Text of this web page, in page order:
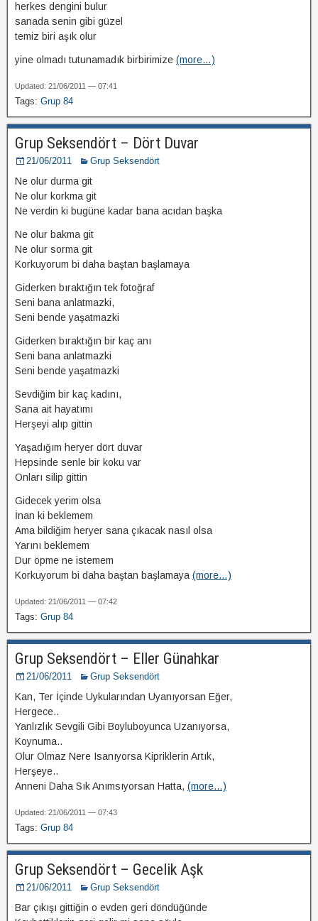
herkes dengini bulur
sanada senin gibi güzel
temiz biri aşık olur
yine olmadı tutunamadık birbirimize (more…)
Updated: 21/06/2011 — 07:41
Tags: Grup 84
Grup Seksendört – Dört Duvar
21/06/2011 Grup Seksendört
Ne olur durma git
Ne olur korkma git
Ne verdin ki bugüne kadar bana acıdan başka
Ne olur bakma git
Ne olur sorma git
Korkuyorum bi daha baştan başlamaya
Giderken bıraktığın tek fotoğraf
Seni bana anlatmazki,
Seni bende yaşatmazki
Giderken bıraktığın bir kaç anı
Seni bana anlatmazki
Seni bende yaşatmazki
Sevdiğim bir kaç kadını,
Sana ait hayatımı
Herşeyi alıp gittin
Yaşadığım heryer dört duvar
Hepsinde senle bir koku var
Onları silip gittin
Gidecek yerim olsa
İnan ki beklemem
Ama bildiğim heryer sana çıkacak nasıl olsa
Yarını beklemem
Dur öpme ne istemem
Korkuyorum bi daha baştan başlamaya (more…)
Updated: 21/06/2011 — 07:42
Tags: Grup 84
Grup Seksendört – Eller Günahkar
21/06/2011 Grup Seksendört
Kan, Ter İçinde Uykularından Uyanıyorsan Eğer,
Hergece..
Yanlızlık Sevgili Gibi Boyluboyunca Uzanıyorsa,
Koynuma..
Olur Olmaz Nere Isanıyorsa Kipriklerin Artık,
Herşeye..
Anneni Daha Sık Anımsıyorsan Hatta, (more…)
Updated: 21/06/2011 — 07:43
Tags: Grup 84
Grup Seksendört – Gecelik Aşk
21/06/2011 Grup Seksendört
Bar çıkışı gittiğin o evden geri döndüğünde